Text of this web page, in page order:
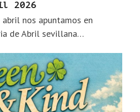
2026
nos apuntamos en
de Abril sevillana…